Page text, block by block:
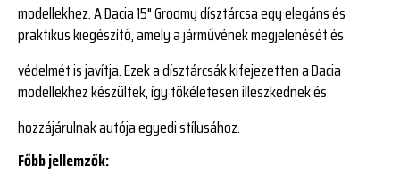
modellekhez.A Dacia 15" Groomy dísztárcsa egy elegáns és
praktikus kiegészítő, amely a járművének megjelenését és
védelmét is javítja. Ezek a dísztárcsák kifejezetten a Dacia
modellekhez készültek, így tökéletesen illeszkednek és
hozzájárulnak autója egyedi stílusához.
Főbb jellemzők: